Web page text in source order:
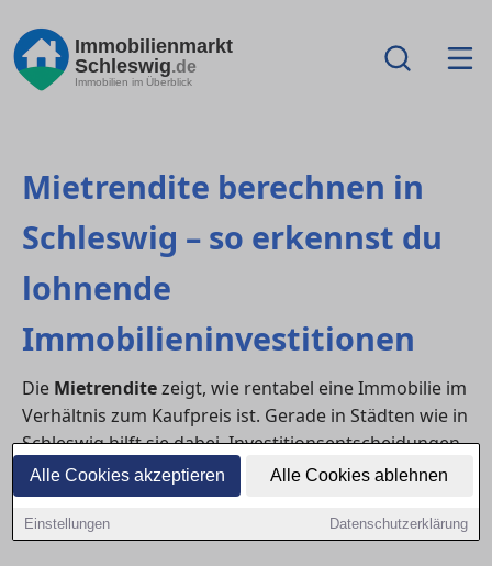
Alle Cookies akzeptieren Alle Cookies ablehnen
Einstellungen Datenschutzerklärung
Immobilienmarkt
Schleswig.de
Immobilien im Überblick
Mietrendite berechnen in
Schleswig – so erkennst du
lohnende
Immobilieninvestitionen
Die Mietrenditezeigt, wie rentabel eine Immobilie im
Verhältnis zum Kaufpreis ist. Gerade in Städten wie in
Schleswig hilft sie dabei, Investitionsentscheidungen
zu treffen und verschiedene Objekte objektiv zu
vergleichen. Hier erfährst du, wie du die Rendite
berechnest und welche Werte als gut gelten.